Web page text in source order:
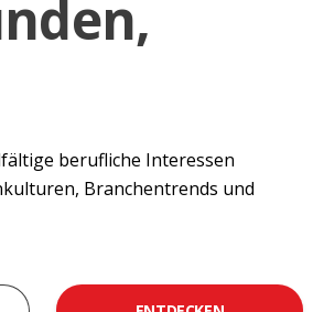
berufliche Interessen
Branchentrends und